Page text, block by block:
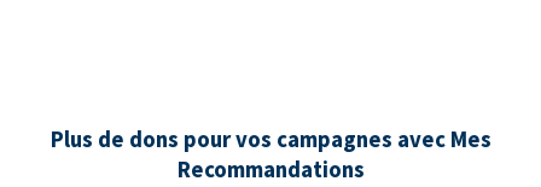
Plus de dons pour vos campagnes avec Mes
Recommandations